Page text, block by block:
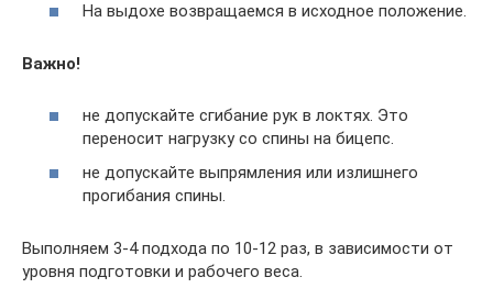
На выдохе возвращаемся в исходное положение.
Важно!
не допускайте сгибание рук в локтях. Это
переносит нагрузку со спины на бицепс.
не допускайте выпрямления или излишнего
прогибания спины.
Выполняем 3-4 подхода по 10-12 раз, в зависимости от
уровня подготовки и рабочего веса.